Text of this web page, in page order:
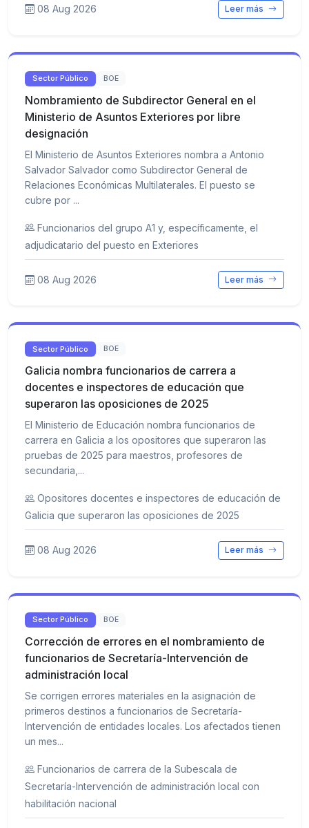
08 Aug 2026 Leer más
Sector Público BOE
Nombramiento de Subdirector General en el
Ministerio de Asuntos Exteriores por libre
designación
El Ministerio de Asuntos Exteriores nombra a Antonio
Salvador Salvador como Subdirector General de
Relaciones Económicas Multilaterales. El puesto se
cubre por ...
Funcionarios del grupo A1 y, específicamente, el
adjudicatario del puesto en Exteriores
08 Aug 2026 Leer más
Sector Público BOE
Galicia nombra funcionarios de carrera a
docentes e inspectores de educación que
superaron las oposiciones de 2025
El Ministerio de Educación nombra funcionarios de
carrera en Galicia a los opositores que superaron las
pruebas de 2025 para maestros, profesores de
secundaria,...
Opositores docentes e inspectores de educación de
Galicia que superaron las oposiciones de 2025
08 Aug 2026 Leer más
Sector Público BOE
Corrección de errores en el nombramiento de
funcionarios de Secretaría-Intervención de
administración local
Se corrigen errores materiales en la asignación de
primeros destinos a funcionarios de Secretaría-
Intervención de entidades locales. Los afectados tienen
un mes...
Funcionarios de carrera de la Subescala de
Secretaría-Intervención de administración local con
habilitación nacional